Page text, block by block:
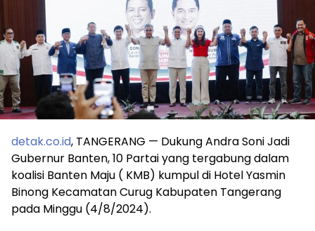
detak.co.id, TANGERANG — Dukung Andra Soni Jadi
Gubernur Banten, 10 Partai yang tergabung dalam
koalisi Banten Maju ( KMB) kumpul di Hotel Yasmin
Binong Kecamatan Curug Kabupaten Tangerang
pada Minggu (4/8/2024).